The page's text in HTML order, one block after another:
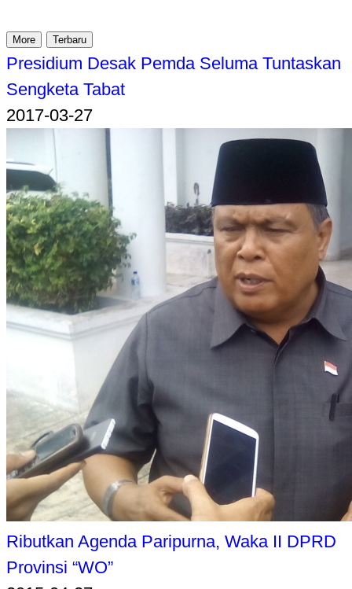
More Terbaru
Presidium Desak Pemda Seluma Tuntaskan
Sengketa Tabat
2017-03-27
Ributkan Agenda Paripurna, Waka II DPRD
Provinsi “WO”